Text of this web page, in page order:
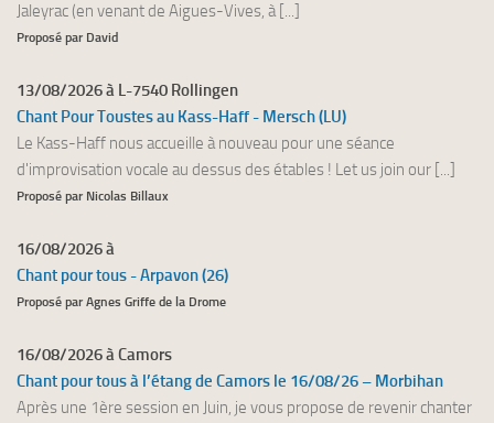
Jaleyrac (en venant de Aigues-Vives, à [...]
Proposé par David
13/08/2026 à L-7540 Rollingen
Chant Pour Toustes au Kass-Haff - Mersch (LU)
Le Kass-Haff nous accueille à nouveau pour une séance
d'improvisation vocale au dessus des étables ! Let us join our [...]
Proposé par Nicolas Billaux
16/08/2026 à
Chant pour tous - Arpavon (26)
Proposé par Agnes Griffe de la Drome
16/08/2026 à Camors
Chant pour tous à l’étang de Camors le 16/08/26 – Morbihan
Après une 1ère session en Juin, je vous propose de revenir chanter